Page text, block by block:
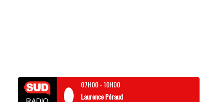
07H00-10H00
Laurence Péraud